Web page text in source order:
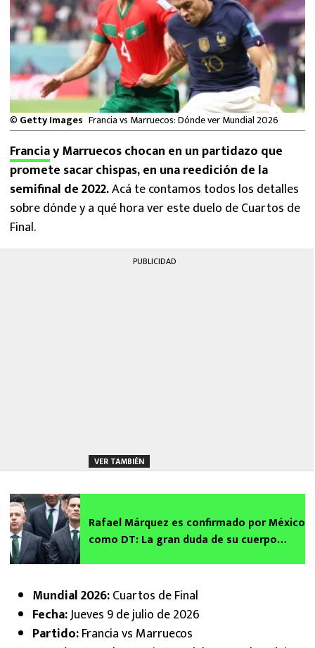
BOXEO
LIGA MX
NFL
© Getty Images Francia vs Marruecos: Dónde ver Mundial 2026
Franciay Marruecos chocan en un partidazo que
promete sacar chispas, en una reedición de la
semifinal de 2022.Acá te contamos todos los detalles
sobre dónde y a qué hora ver este duelo de Cuartos de
Final.
PUBLICIDAD
VER TAMBIÉN
Rafael Márquez es confirmado por México
como DT: La gran duda de su cuerpo
Mundial 2026:Cuartos de Final
Fecha:Jueves 9 de julio de 2026
Partido:Francia vs Marruecos